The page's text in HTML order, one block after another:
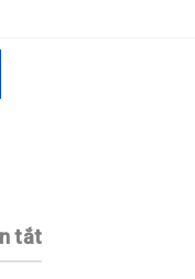
tắt